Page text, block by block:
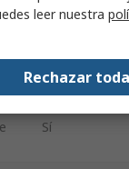
Traffi
Sí
leer nuestra
Rechazar